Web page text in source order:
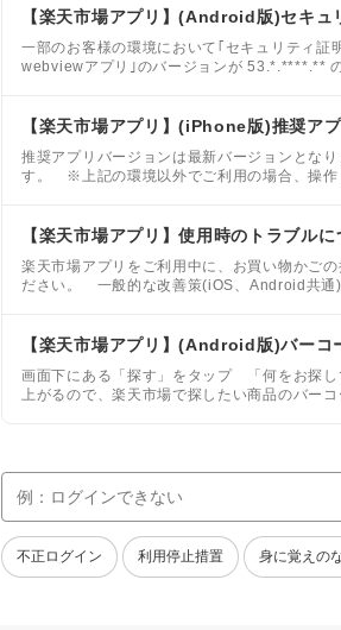
【楽天市場アプリ】(Android版)セキュ
一部のお客様の環境において｢セキュリティ
webviewアプリ｣のバージョンが 53.*.****.**
【楽天市場アプリ】(iPhone版)推奨ア
推奨アプリバージョンは最新バージョンとな
す。 ※上記の環境以外でご利用の場合、操作
【楽天市場アプリ】使用時のトラブルに
楽天市場アプリをご利用中に、お買い物かご
ださい。 一般的な改善策(iOS、Android共
【楽天市場アプリ】(Android版)バーコ
画面下にある「探す」をタップ 「何をお探
上がるので、楽天市場で探したい商品のバー
不正ログイン 利用停止措置 身に覚えの